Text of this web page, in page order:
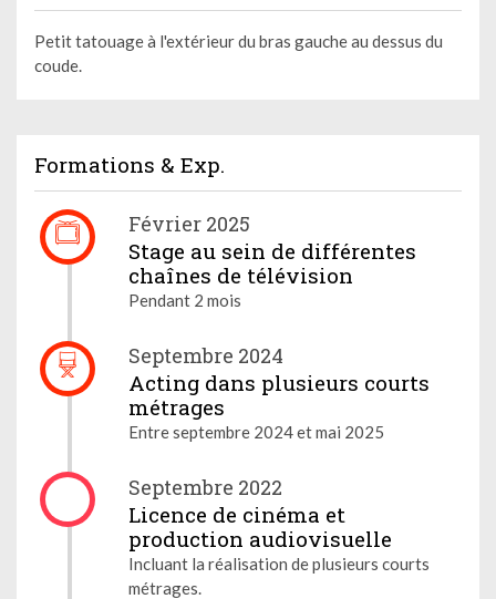
Petit tatouage à l'extérieur du bras gauche au dessus du
coude.
Formations & Exp.
Février 2025
Stage au sein de différentes
chaînes de télévision
Pendant 2 mois
Septembre 2024
Acting dans plusieurs courts
métrages
Entre septembre 2024 et mai 2025
Septembre 2022
Licence de cinéma et
production audiovisuelle
Incluant la réalisation de plusieurs courts
métrages.